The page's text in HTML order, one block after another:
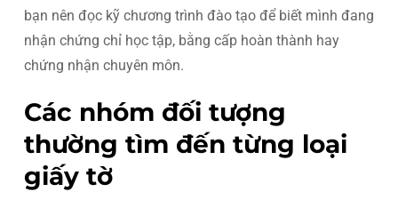
bạn nên đọc kỹ chương trình đào tạo để biết mình đang
nhận chứng chỉ học tập, bằng cấp hoàn thành hay
chứng nhận chuyên môn.
Các nhóm đối tượng
thường tìm đến từng loại
giấy tờ